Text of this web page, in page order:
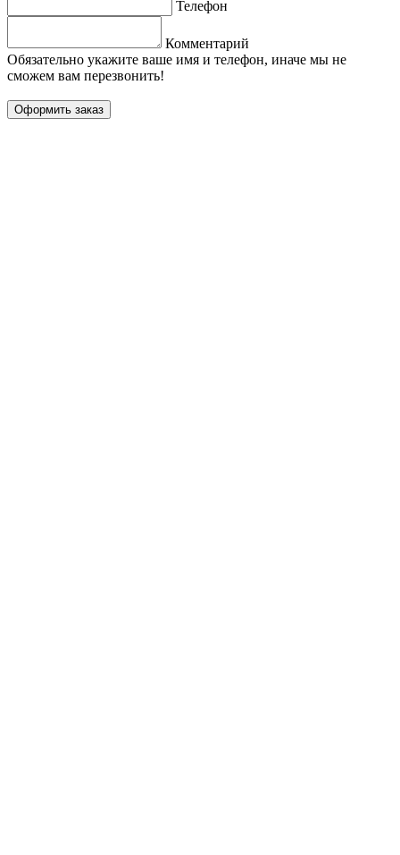
Телефон
Комментарий
Обязательно укажите ваше имя и телефон, иначе мы не
сможем вам перезвонить!
Оформить заказ